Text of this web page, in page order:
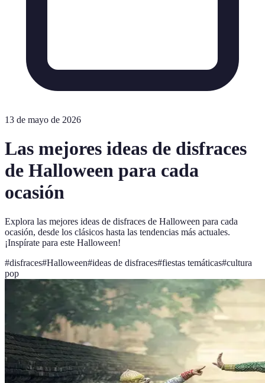
13 de mayo de 2026
Las mejores ideas de disfraces
de Halloween para cada
ocasión
Explora las mejores ideas de disfraces de Halloween para cada
ocasión, desde los clásicos hasta las tendencias más actuales.
¡Inspírate para este Halloween!
#disfraces#Halloween#ideas de disfraces#fiestas temáticas#cultura
pop